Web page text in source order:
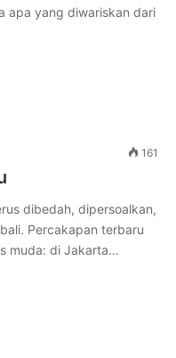
apa yang diwariskan dari
161
dibedah, dipersoalkan,
Percakapan terbaru
muda: di Jakarta…